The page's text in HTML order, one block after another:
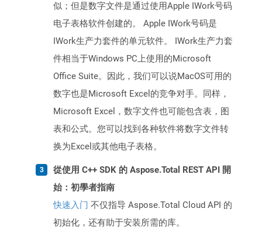
似；但是数字文件是通过使用Apple IWork号码
电子表格软件创建的。 Apple IWork号码是
IWork生产力套件的单元软件。 IWork生产力套
件相当于Windows PC上使用的Microsoft
Office Suite。因此，我们可以说MacOS可用的
数字也是Microsoft Excel的竞争对手。同样，
Microsoft Excel，数字文件也可能包含表，图
表和公式。您可以找到各种软件将数字文件转
换为Excel或其他电子表格。
從使用 C++ SDK 的 Aspose.Total REST API 開
始：初學者指南
快速入门 不仅指导 Aspose.Total Cloud API 的
初始化，还有助于安装所需的库。